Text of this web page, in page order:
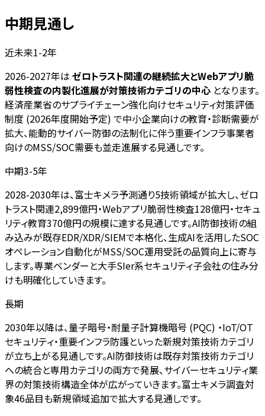
中期見通し
近未来1-2年
2026-2027年は ゼロトラスト関連の継続拡大とWebアプリ脆
弱性検査の内製化進展が対策技術カテゴリの中心 となります。
経済産業省のサプライチェーン強化向けセキュリティ対策評価
制度 (2026年度開始予定) で中小企業向けの教育・診断需要が
拡大、能動的サイバー防御の法制化に伴う重要インフラ事業者
向けのMSS/SOC需要も並走進展する見通しです。
中期3-5年
2028-2030年は、富士キメラ予測通り5技術領域が拡大し、ゼロ
トラスト関連2,899億円・Webアプリ脆弱性検査128億円・セキュ
リティ教育370億円の規模に達する見通しです。AI防御技術の組
み込みが既存EDR/XDR/SIEMで本格化、生成AIを活用したSOC
オペレーション自動化がMSS/SOC運用受託の品質向上に寄与
します。専業ベンダーと大手SIer系セキュリティ子会社の住み分
けも明確化していきます。
長期
2030年以降は、量子暗号・耐量子計算機暗号 (PQC) ・IoT/OT
セキュリティ・重要インフラ防護といった新規対策技術カテゴリ
が立ち上がる見通しです。AI防御技術は既存対策技術カテゴリ
への統合と専用カテゴリの両方で発展、サイバーセキュリティ業
界の対策技術構造全体が広がっていきます。富士キメラ調査対
象46品目も新規領域追加で拡大する見通しです。